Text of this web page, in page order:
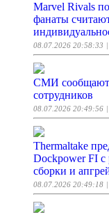
Marvel Rivals
фанаты
08.07.2026 20:58:33
СМИ сообщают,
сотрудников
08.07.2026 20:49:56
Thermaltake
Dockpower FI с
сборки и
08.07.2026 20:49:18